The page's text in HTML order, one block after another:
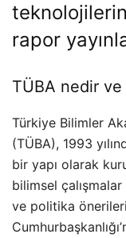
rapor
TÜBA nedir
Türkiye Bilimler
(TÜBA), 1993
bir yapı olarak
bilimsel
ve politika